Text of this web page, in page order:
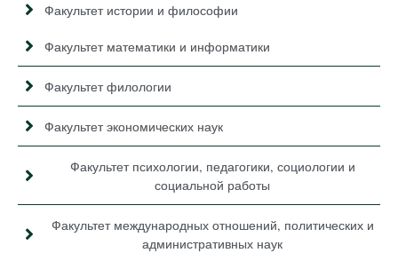
Факультет истории и философии
Факультет математики и информатики
Факультет филологии
Факультет экономических наук
Факультет психологии, педагогики, социологии и
социальной работы
Факультет международных отношений, политических и
административных наук